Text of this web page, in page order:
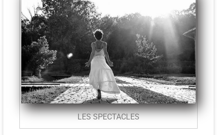
LES SPECTACLES